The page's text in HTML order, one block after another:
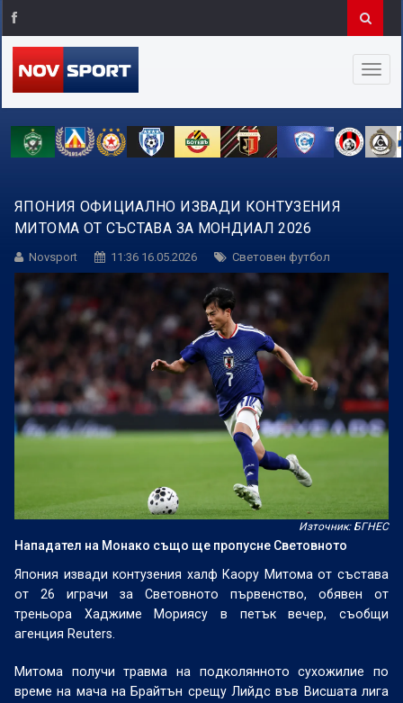
ЯПОНИЯ ОФИЦИАЛНО ИЗВАДИ КОНТУЗЕНИЯ
МИТОМА ОТ СЪСТАВА ЗА МОНДИАЛ 2026
Novsport 11:36 16.05.2026 Световен футбол
Източник: БГНЕС
Нападател на Монако също ще пропусне Световното
Япония извади контузения халф Каору Митома от състава
от 26 играчи за Световното първенство, обявен от
треньора Хаджиме Мориясу в петък вечер, съобщи
агенция Reuters.
Митома получи травма на подколянното сухожилие по
време на мача на Брайтън срещу Лийдс във Висшата лига